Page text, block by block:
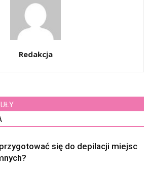
Redakcja
się do depilacji miejsc